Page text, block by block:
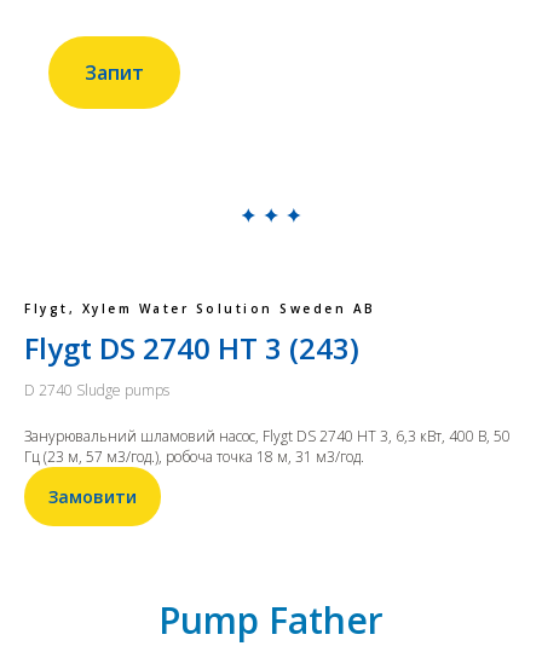
Запит
Flygt, Xylem Water Solution Sweden AB
Flygt DS 2740 HT 3 (243)
D 2740 Sludge pumps
Занурювальний шламовий насос, Flygt DS 2740 HT 3, 6,3 кВт, 400 В, 50
Гц (23 м, 57 м3/год.), робоча точка 18 м, 31 м3/год.
Замовити
Pump Father